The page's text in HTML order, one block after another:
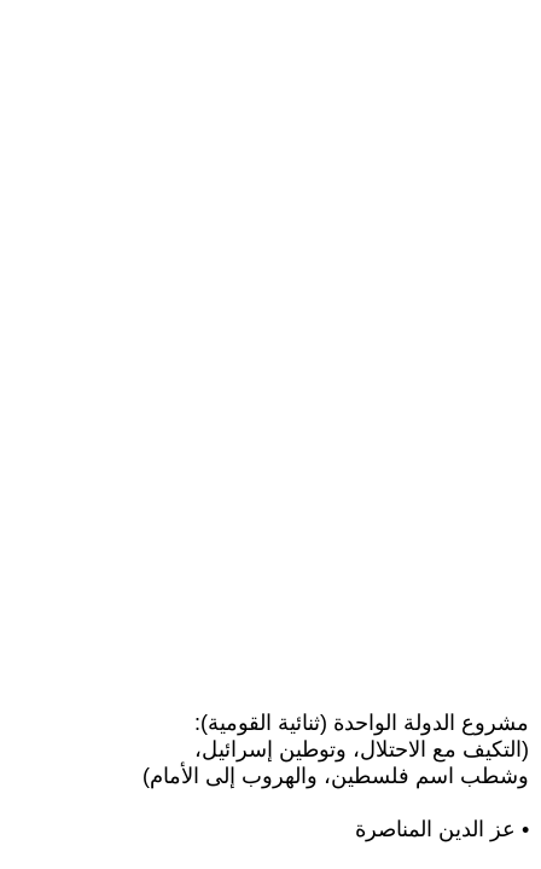
مشروع الدولة الواحدة (ثنائية القومية):
(التكيف مع الاحتلال، وتوطين إسرائيل،
وشطب اسم فلسطين، والهروب إلى الأمام)
• عز الدين المناصرة